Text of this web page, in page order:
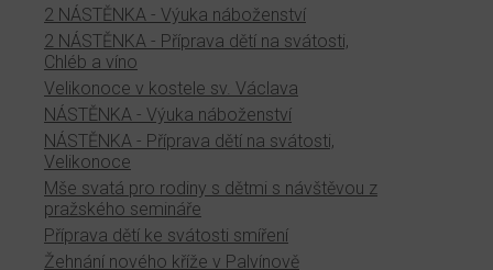
2 NÁSTĚNKA - Výuka náboženství
2 NÁSTĚNKA - Příprava dětí na svátosti,
Chléb a víno
Velikonoce v kostele sv. Václava
NÁSTĚNKA - Výuka náboženství
NÁSTĚNKA - Příprava dětí na svátosti,
Velikonoce
Mše svatá pro rodiny s dětmi s návštěvou z
pražského semináře
Příprava dětí ke svátosti smíření
Žehnání nového kříže v Palvínově